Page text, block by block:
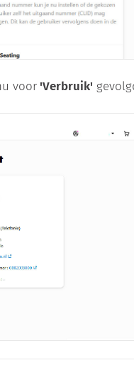
voor'Verbruik'